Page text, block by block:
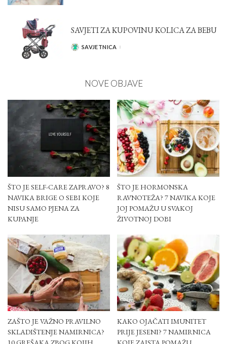
SAVJETI ZA KUPOVINU KOLICA ZA BEBU
POSTED
SAVJETNICA
NOVE OBJAVE
ŠTO JE SELF-CARE ZAPRAVO? 8
NAVIKA BRIGE O SEBI KOJE
NISU SAMO PJENA ZA
KUPANJE
ŠTO JE HORMONSKA
RAVNOTEŽA? 7 NAVIKA KOJE
JOJ POMAŽU U SVAKOJ
ŽIVOTNOJ DOBI
ZAŠTO JE VAŽNO PRAVILNO
SKLADIŠTENJE NAMIRNICA?
KAKO OJAČATI IMUNITET
PRIJE JESENI? 7 NAMIRNICA